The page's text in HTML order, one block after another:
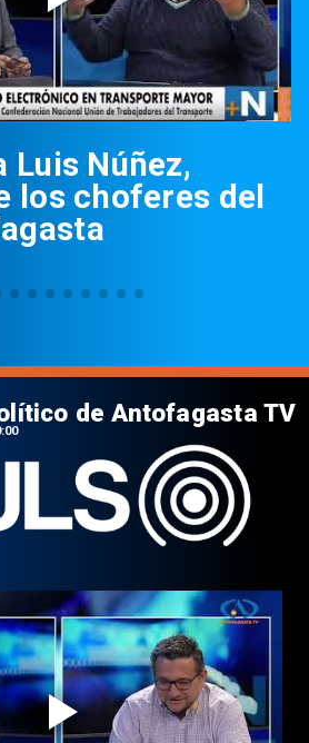
Luis Núñez,
los choferes del
de Antofagasta TV